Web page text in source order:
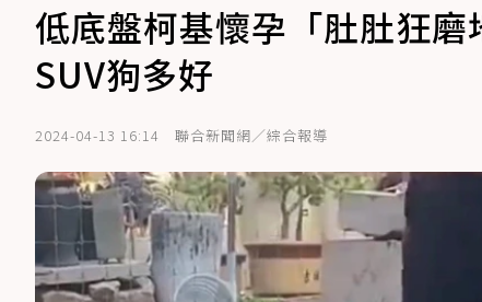
低底盤柯基懷孕「肚肚狂
SUV狗多好
2024-04-13 16:14 聯合新聞網／綜合報導